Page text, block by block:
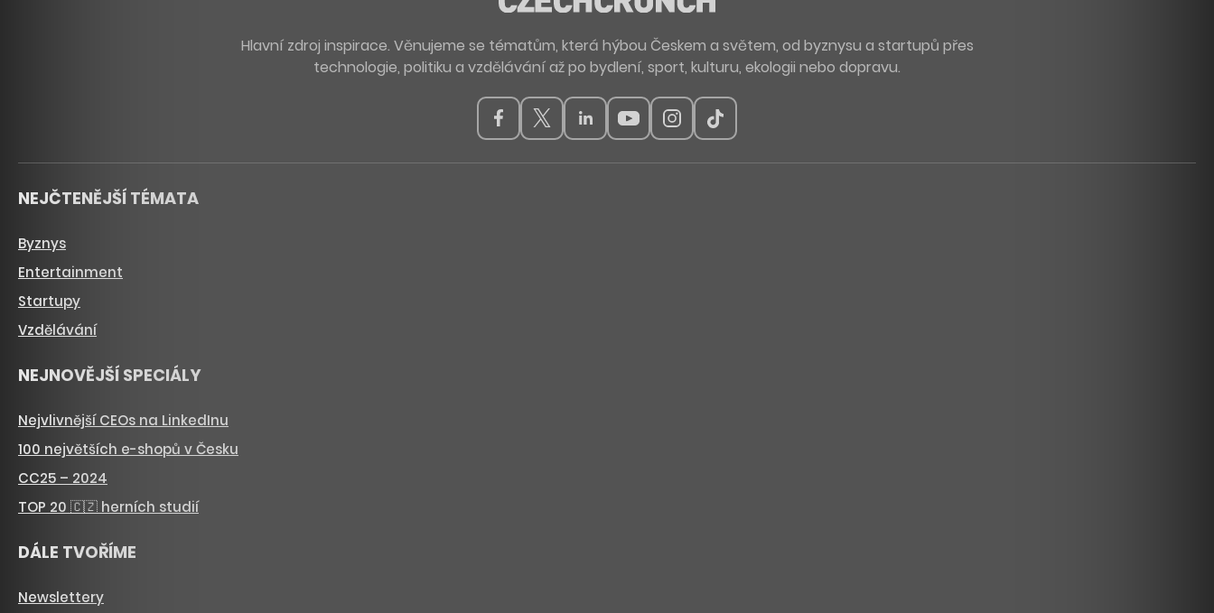
Hlavní zdroj inspirace. Věnujeme se tématům, která hýbou Českem a světem, od byznysu a startupů přes
technologie, politiku a vzdělávání až po bydlení, sport, kulturu, ekologii nebo dopravu.
NEJČTENĚJŠÍ TÉMATA
Byznys
Entertainment
Startupy
Vzdělávání
NEJNOVĚJŠÍ SPECIÁLY
Nejvlivnější CEOs na LinkedInu
100 největších e-shopů v Česku
CC25 – 2024
TOP 20 🇨🇿 herních studií
DÁLE TVOŘÍME
Newslettery